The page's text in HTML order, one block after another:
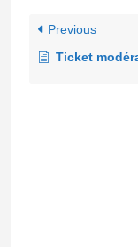
Previous
Ticket modérateur